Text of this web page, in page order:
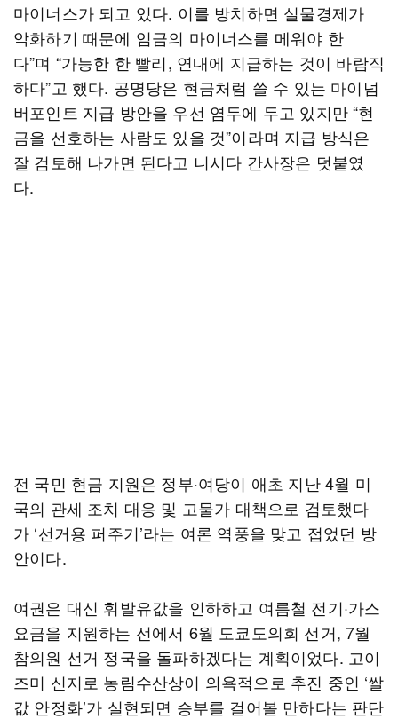
마이너스가 되고 있다. 이를 방치하면 실물경제가
악화하기 때문에 임금의 마이너스를 메워야 한
다”며 “가능한 한 빨리, 연내에 지급하는 것이 바람직
하다”고 했다. 공명당은 현금처럼 쓸 수 있는 마이넘
버포인트 지급 방안을 우선 염두에 두고 있지만 “현
금을 선호하는 사람도 있을 것”이라며 지급 방식은
잘 검토해 나가면 된다고 니시다 간사장은 덧붙였
다.
전 국민 현금 지원은 정부·여당이 애초 지난 4월 미
국의 관세 조치 대응 및 고물가 대책으로 검토했다
가 ‘선거용 퍼주기’라는 여론 역풍을 맞고 접었던 방
안이다.
여권은 대신 휘발유값을 인하하고 여름철 전기·가스
요금을 지원하는 선에서 6월 도쿄도의회 선거, 7월
참의원 선거 정국을 돌파하겠다는 계획이었다. 고이
즈미 신지로 농림수산상이 의욕적으로 추진 중인 ‘쌀
값 안정화’가 실현되면 승부를 걸어볼 만하다는 판단